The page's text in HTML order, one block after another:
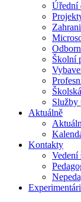
Úřední
Školní
Služby
Aktuálně
Kontakty
Vedení